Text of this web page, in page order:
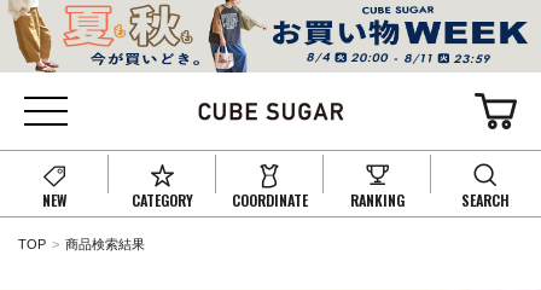
NEW CATEGORY COORDINATE RANKING SEARCH
TOP 商品検索結果